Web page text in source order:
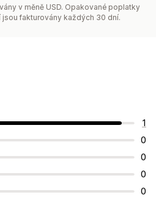
v měně USD. Opakované poplatky
fakturovány každých 30 dní.
1
0
0
0
0